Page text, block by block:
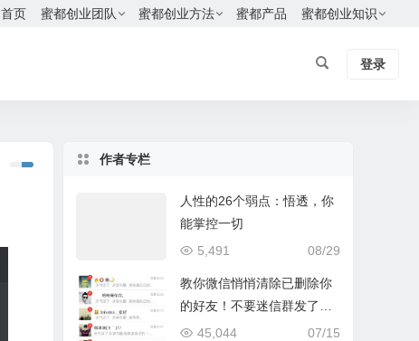
首页 蜜都创业团队 蜜都创业方法 蜜都产品 蜜都创业知识
登录
作者专栏
人性的26个弱点：悟透，你
能掌控一切
08/29
5,491
教你微信悄悄清除已删除你
的好友！不要迷信群发了，
只有我这个方法最有效 07/15
45,044